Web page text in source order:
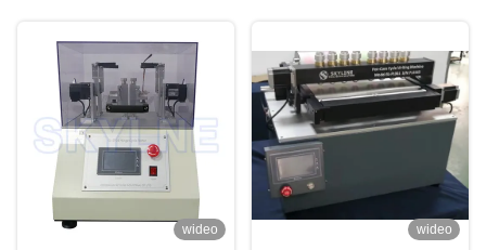
wideo wideo